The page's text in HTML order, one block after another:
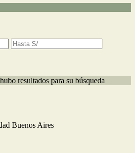
resultados para su búsqueda
Buenos Aires